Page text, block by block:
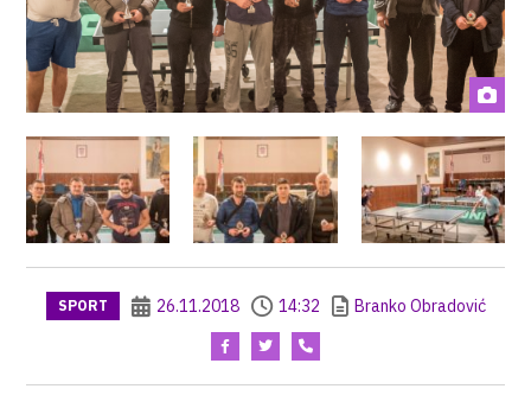
SPORT 26.11.2018 14:32 Branko Obradović